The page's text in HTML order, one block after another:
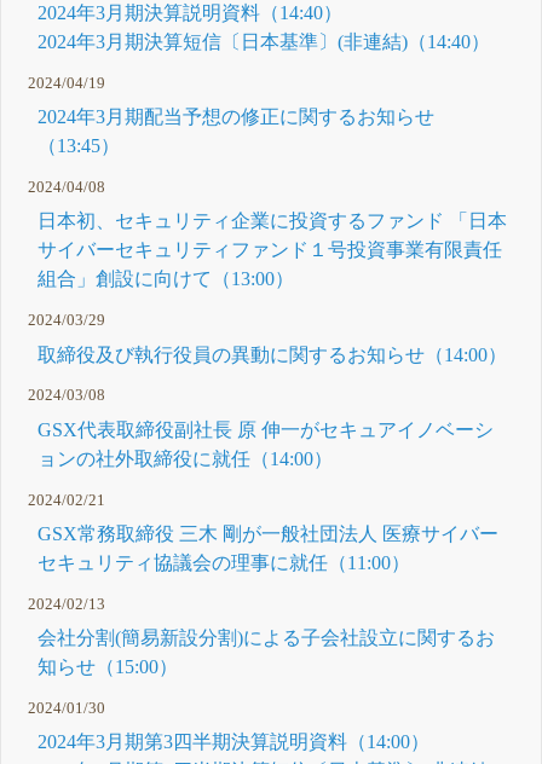
2024年3月期決算説明資料（14:40）
2024年3月期決算短信〔日本基準〕(非連結)（14:40）
2024/04/19
2024年3月期配当予想の修正に関するお知らせ
（13:45）
2024/04/08
日本初、セキュリティ企業に投資するファンド 「日本
サイバーセキュリティファンド１号投資事業有限責任
組合」創設に向けて（13:00）
2024/03/29
取締役及び執行役員の異動に関するお知らせ（14:00）
2024/03/08
GSX代表取締役副社長 原 伸一がセキュアイノベーシ
ョンの社外取締役に就任（14:00）
2024/02/21
GSX常務取締役 三木 剛が一般社団法人 医療サイバー
セキュリティ協議会の理事に就任（11:00）
2024/02/13
会社分割(簡易新設分割)による子会社設立に関するお
知らせ（15:00）
2024/01/30
2024年3月期第3四半期決算説明資料（14:00）